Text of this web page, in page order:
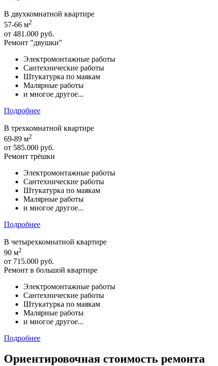
В двухкомнатной квартире
57-66 м2
от 481.000 руб.
Ремонт "двушки"
Электромонтажные работы
Сантехнические работы
Штукатурка по маякам
Малярные работы
и многое другое...
Подробнее
В трехкомнатной квартире
69-89 м2
от 585.000 руб.
Ремонт трёшки
Электромонтажные работы
Сантехнические работы
Штукатурка по маякам
Малярные работы
и многое другое...
Подробнее
В четырехкомнатной квартире
90 м2
от 715.000 руб.
Ремонт в большой квартире
Электромонтажные работы
Сантехнические работы
Штукатурка по маякам
Малярные работы
и многое другое...
Подробнее
Ориентировочная стоимость ремонта